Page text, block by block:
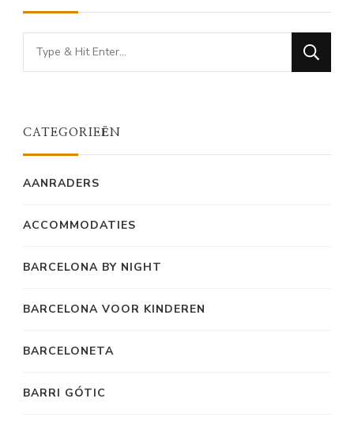
Looking
for
CATEGORIEËN
AANRADERS
ACCOMMODATIES
BARCELONA BY NIGHT
BARCELONA VOOR KINDEREN
BARCELONETA
BARRI GÓTIC